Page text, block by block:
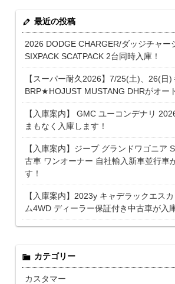
最近の投稿
2026 DODGE CHARGER/ダッジチャー
SIXPACK SCATPACK 2台同時入庫！
【スーパー耐久2026】7/25(土)、26(日)
BRP★HOJUST MUSTANG DHRがオー
【入庫案内】 GMC ユーコンデナリ
まもなく入庫します！
【入庫案内】ジープ グランドワゴニア
古車 ワンオーナー 自社輸入新車並行車
す！
【入庫案内】2023y キャデラックエス
ム4WD ディーラー保証付き中古車が入
カテゴリー
カスタマー